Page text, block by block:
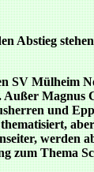
Abstieg
SV Mülheim
Außer Magnus
und
werden
zum Thema